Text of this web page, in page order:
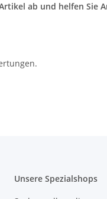
ab und helfen Sie
Unsere Spezialshops